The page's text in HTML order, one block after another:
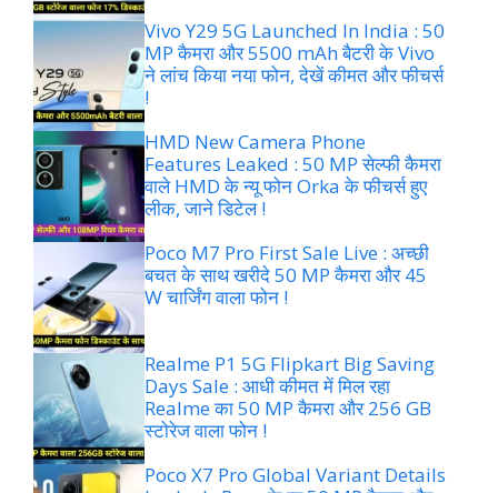
Vivo Y29 5G Launched In India : 50
MP कैमरा और 5500 mAh बैटरी के Vivo
ने लांच किया नया फोन, देखें कीमत और फीचर्स
!
HMD New Camera Phone
Features Leaked : 50 MP सेल्फी कैमरा
वाले HMD के न्यू फोन Orka के फीचर्स हुए
लीक, जाने डिटेल !
Poco M7 Pro First Sale Live : अच्छी
बचत के साथ खरीदे 50 MP कैमरा और 45
W चार्जिंग वाला फोन !
Realme P1 5G Flipkart Big Saving
Days Sale : आधी कीमत में मिल रहा
Realme का 50 MP कैमरा और 256 GB
स्टोरेज वाला फोन !
Poco X7 Pro Global Variant Details